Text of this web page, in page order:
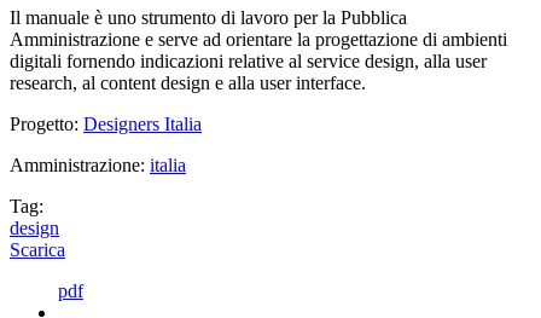
Il manuale è uno strumento di lavoro per la Pubblica
Amministrazione e serve ad orientare la progettazione di ambienti
digitali fornendo indicazioni relative al service design, alla user
research, al content design e alla user interface.
Progetto: Designers Italia
Amministrazione: italia
Tag:
design
Scarica
pdf